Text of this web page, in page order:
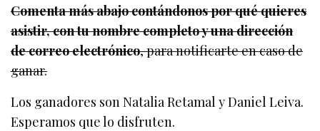
Comenta más abajo contándonos por qué quieres
asistir, con tu nombre completo y una dirección
de correo electrónico, para notificarte en caso de
ganar.
Los ganadores son Natalia Retamal y Daniel Leiva.
Esperamos que lo disfruten.